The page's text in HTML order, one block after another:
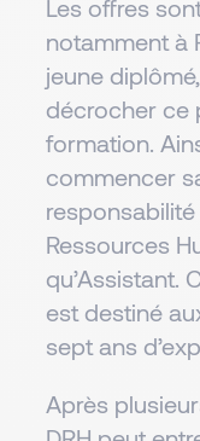
Les offres
notamment à
jeune
décrocher ce
formation.
commencer
responsabilité
Ressources
qu’Assistant.
est destiné
sept ans
Après